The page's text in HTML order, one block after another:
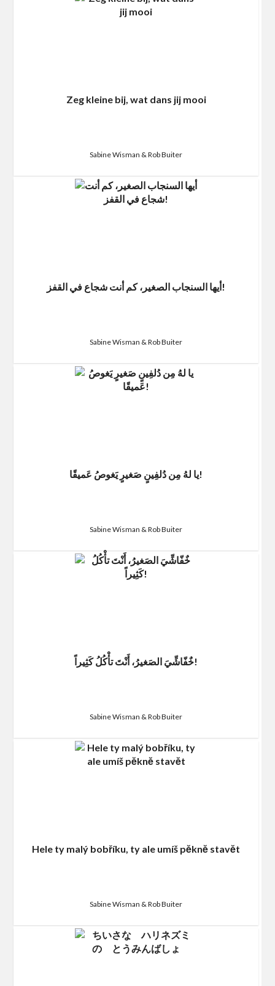
Zeg kleine bij, wat dans jij mooi
Sabine Wisman & Rob Buiter
أيها السنجاب الصغير، كم أنت شجاع في القفز!
Sabine Wisman & Rob Buiter
يا لهُ مِن دُلفِينٍ صَغيرٍ يَغوصُ عَميقًا!
Sabine Wisman & Rob Buiter
خٌفّاشِّيَ الصَغيرُ، أَنْتَ تأْكُلُ كَثِيراً!
Sabine Wisman & Rob Buiter
Hele ty malý bobříku, ty ale umíš pĕknĕ stavĕt
Sabine Wisman & Rob Buiter